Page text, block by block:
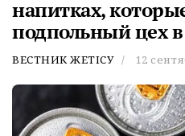
напитках,
подпольный цех
ВЕСТНИК ЖЕТІСУ 12